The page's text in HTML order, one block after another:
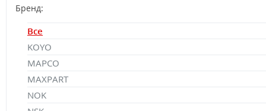
Бренд:
Все
KOYO
MAPCO
MAXPART
NOK